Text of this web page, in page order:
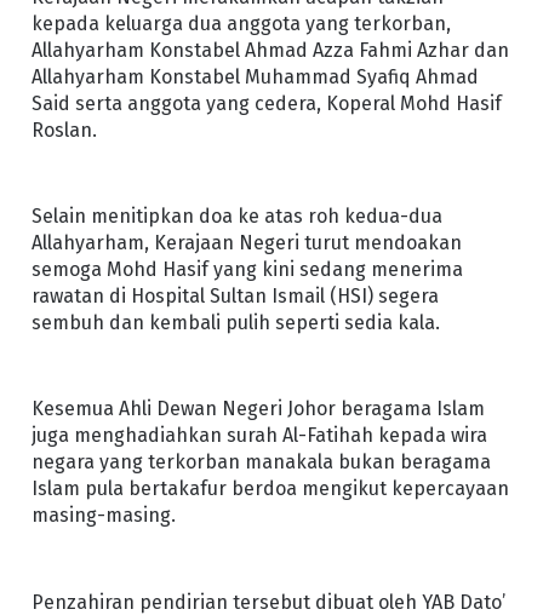
kepada keluarga dua anggota yang terkorban,
Allahyarham Konstabel Ahmad Azza Fahmi Azhar dan
Allahyarham Konstabel Muhammad Syafiq Ahmad
Said serta anggota yang cedera, Koperal Mohd Hasif
Roslan.
Selain menitipkan doa ke atas roh kedua-dua
Allahyarham, Kerajaan Negeri turut mendoakan
semoga Mohd Hasif yang kini sedang menerima
rawatan di Hospital Sultan Ismail (HSI) segera
sembuh dan kembali pulih seperti sedia kala.
Kesemua Ahli Dewan Negeri Johor beragama Islam
juga menghadiahkan surah Al-Fatihah kepada wira
negara yang terkorban manakala bukan beragama
Islam pula bertakafur berdoa mengikut kepercayaan
masing-masing.
Penzahiran pendirian tersebut dibuat oleh YAB Dato’